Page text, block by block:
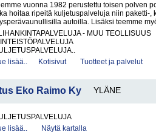
vuonna 1982 perustettu toisen polven
hoitaa ripeitä kuljetuspalveluja niin paketti-,
autoilla. Lisäksi teemme
- MUU TEOLLISUUS
lisää..
Kotisivut Tuotteet ja palvelut
Eko Raimo Ky YLÄNE
lisää..
Näytä kartalla